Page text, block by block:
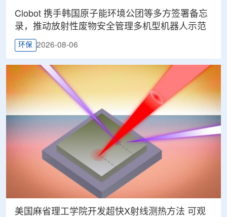
Clobot 携手韩国原子能环境公团等多方签署备忘
录，推动放射性废物安全管理多机型机器人示范
环保 2026-08-06
美国麻省理工学院开发超快X射线测热方法 可观